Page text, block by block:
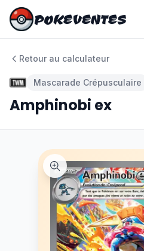
POKEVENTES
POKEVENTES
Retour au calculateur
Mascarade Crépusculaire
Amphinobi ex